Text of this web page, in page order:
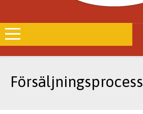
Försäljningsprocess